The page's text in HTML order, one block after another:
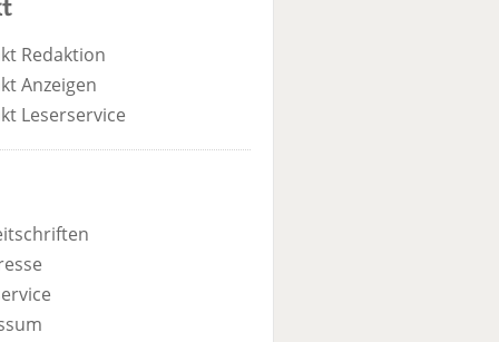
Redaktion
Anzeigen
Leserservice